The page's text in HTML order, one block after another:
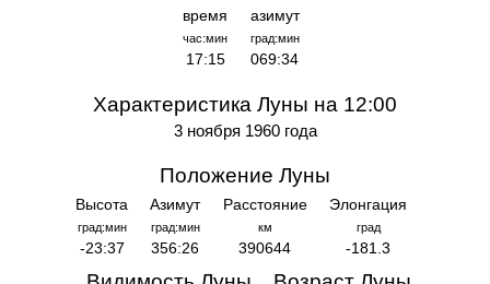
время
час:мин
17:15
азимут
град:мин
069:34
Характеристика Луны на 12:00
3 ноября 1960 года
Положение Луны
Высота
град:мин
-23:37
Азимут
град:мин
356:26
Расстояние
км
390644
Элонгация
град
-181.3